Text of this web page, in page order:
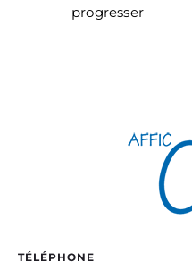
progresser
TÉLÉPHONE